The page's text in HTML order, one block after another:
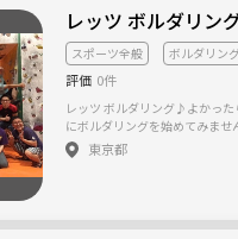
終了 2018/02/26 経験者メンバ
018/05/12 メンバの追加募集終
3 メンバの募集を開始 2018/12/
加募集終了 2019/03/10 メンバ
019/04/22 メンバの追加募集終
5 メンバの募集を開始 ＝＝＝＝
＝＝＝＝＝ 土日祝日をメインに週1～2回ボル
ダリングに行こう！というサー
所は、秋葉原、荻窪、渋谷、品
レッツ ボルダリ
スポーツ全般 ボルダリング
評価 0件
レッツ ボルダリング♪よかったら、この機会
にボルダリングを始めてみませ
や女性の方もたくさんいるので
環境です★★ 20代の社会人の仲間がたくさん
東京都